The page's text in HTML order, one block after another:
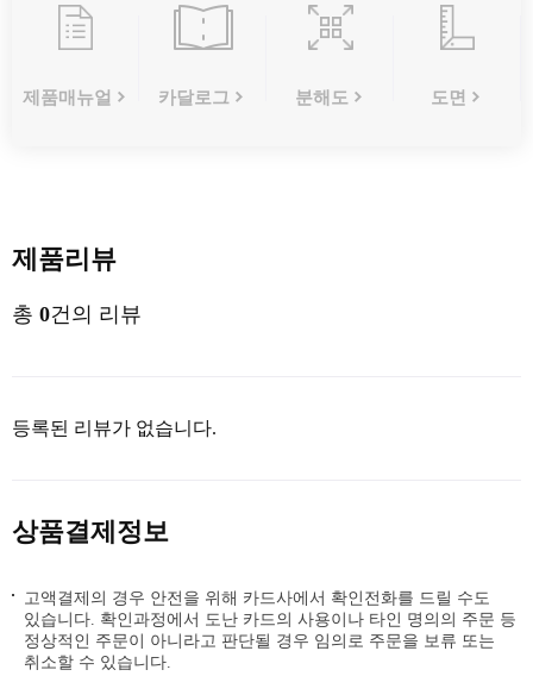
제품매뉴얼 카달로그 분해도 도면
제품리뷰
총 0건의 리뷰
등록된 리뷰가 없습니다.
상품결제정보
고액결제의 경우 안전을 위해 카드사에서 확인전화를 드릴 수도
있습니다. 확인과정에서 도난 카드의 사용이나 타인 명의의 주문 등
정상적인 주문이 아니라고 판단될 경우 임의로 주문을 보류 또는
취소할 수 있습니다.